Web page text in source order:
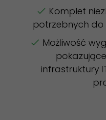
Komplet
potrzebnych do
Możliwość
infrastruktury